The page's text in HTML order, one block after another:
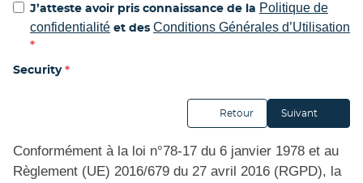
J’atteste avoir pris connaissance de la Politique de
confidentialité et des Conditions Générales d’Utilisation
Security
Retour Suivant
Conformément à la loi n°78-17 du 6 janvier 1978 et au
Règlement (UE) 2016/679 du 27 avril 2016 (RGPD), la